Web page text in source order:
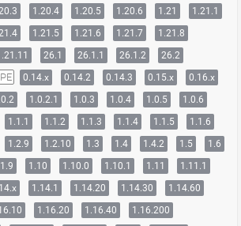
1.20.4 1.20.5 1.20.6 1.21
1.21.1
1.21.5 1.21.6 1.21.7
1.21.8
26.1 26.1.1 26.1.2 26.2
0.14.x 0.14.2 0.14.3 0.15.x
0.16.x
1.0.2.1 1.0.3 1.0.4 1.0.5
1.0.6
1.1.1 1.1.2 1.1.3 1.1.4 1.1.5
1.1.6
1.2.9 1.2.10 1.3 1.4 1.4.2 1.5
1.6
1.9 1.10 1.10.0 1.10.1 1.11
1.11.1
1.14.1 1.14.20 1.14.30
1.14.60
1.16.20 1.16.40
1.16.200